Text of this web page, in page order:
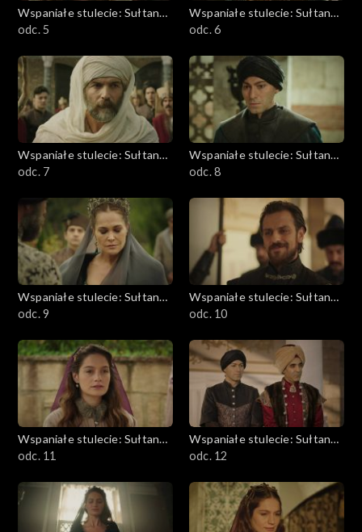
Wspaniałe stulecie: Sułtanka
Kösem
odc. 5
Wspaniałe stulecie: Sułtanka
Kösem
odc. 6
Wspaniałe stulecie: Sułtanka
Kösem
odc. 7
Wspaniałe stulecie: Sułtanka
Kösem
odc. 8
Wspaniałe stulecie: Sułtanka
Kösem
odc. 9
Wspaniałe stulecie: Sułtanka
Kösem
odc. 10
Wspaniałe stulecie: Sułtanka
Kösem
odc. 11
Wspaniałe stulecie: Sułtanka
Kösem
odc. 12